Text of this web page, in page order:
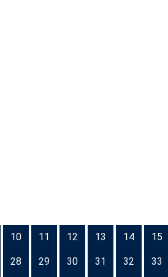
10 11 12 13 14 15
28 29 30 31 32 33